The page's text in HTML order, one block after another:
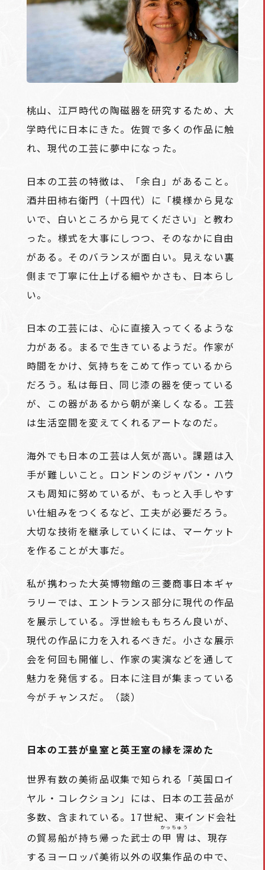
桃山、江戸時代の陶磁器を研究するため、大
学時代に日本にきた。佐賀で多くの作品に触
れ、現代の工芸に夢中になった。
日本の工芸の特徴は、「余白」があること。
酒井田柿右衛門（十四代）に「模様から見な
いで、白いところから見てください」と教わ
った。様式を大事にしつつ、そのなかに自由
がある。そのバランスが面白い。見えない裏
側まで丁寧に仕上げる細やかさも、日本らし
い。
日本の工芸には、心に直接入ってくるような
力がある。まるで生きているようだ。作家が
時間をかけ、気持ちをこめて作っているから
だろう。私は毎日、同じ漆の器を使っている
が、この器があるから朝が楽しくなる。工芸
は生活空間を変えてくれるアートなのだ。
海外でも日本の工芸は人気が高い。課題は入
手が難しいこと。ロンドンのジャパン・ハウ
スも周知に努めているが、もっと入手しやす
い仕組みをつくるなど、工夫が必要だろう。
大切な技術を継承していくには、マーケット
を作ることが大事だ。
私が携わった大英博物館の三菱商事日本ギャ
ラリーでは、エントランス部分に現代の作品
を展示している。浮世絵ももちろん良いが、
現代の作品に力を入れるべきだ。小さな展示
会を何回も開催し、作家の実演などを通して
魅力を発信する。日本に注目が集まっている
今がチャンスだ。（談）
日本の工芸が皇室と英王室の縁を深めた
世界有数の美術品収集で知られる「英国ロイ
ヤル・コレクション」には、日本の工芸品が
多数、含まれている。17世紀、東インド会社
の貿易船が持ち帰った武士の甲冑
かっちゅう
は、現存
するヨーロッパ美術以外の収集作品の中で、